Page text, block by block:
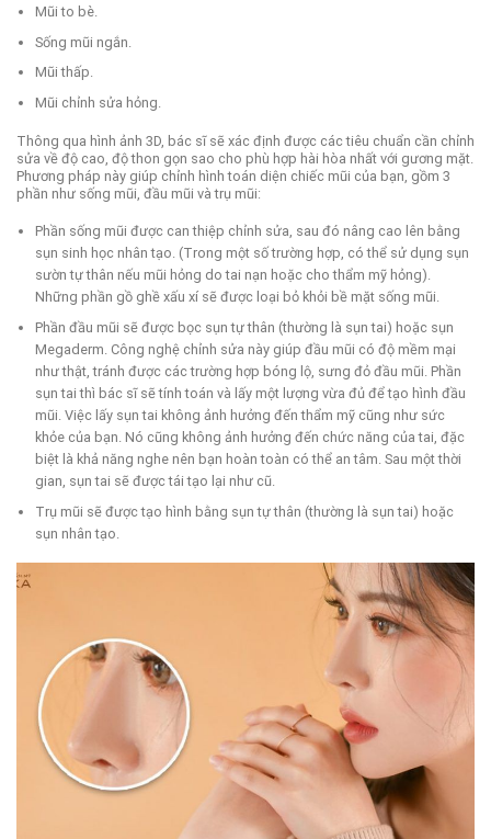
Mũi to bè.
Sống mũi ngắn.
Mũi thấp.
Mũi chỉnh sửa hỏng.
Thông qua hình ảnh 3D, bác sĩ sẽ xác định được các tiêu chuẩn cần chỉnh
sửa về độ cao, độ thon gọn sao cho phù hợp hài hòa nhất với gương mặt.
Phương pháp này giúp chỉnh hình toán diện chiếc mũi của bạn, gồm 3
phần như sống mũi, đầu mũi và trụ mũi:
Phần sống mũi được can thiệp chỉnh sửa, sau đó nâng cao lên bằng
sụn sinh học nhân tạo. (Trong một số trường hợp, có thể sử dụng sụn
sườn tự thân nếu mũi hỏng do tai nạn hoặc cho thẩm mỹ hỏng).
Những phần gồ ghề xấu xí sẽ được loại bỏ khỏi bề mặt sống mũi.
Phần đầu mũi sẽ được bọc sụn tự thân (thường là sụn tai) hoặc sụn
Megaderm. Công nghệ chỉnh sửa này giúp đầu mũi có độ mềm mại
như thật, tránh được các trường hợp bóng lộ, sưng đỏ đầu mũi. Phần
sụn tai thì bác sĩ sẽ tính toán và lấy một lượng vừa đủ để tạo hình đầu
mũi. Việc lấy sụn tai không ảnh hưởng đến thẩm mỹ cũng như sức
khỏe của bạn. Nó cũng không ảnh hưởng đến chức năng của tai, đặc
biệt là khả năng nghe nên bạn hoàn toàn có thể an tâm. Sau một thời
gian, sụn tai sẽ được tái tạo lại như cũ.
Trụ mũi sẽ được tạo hình bằng sụn tự thân (thường là sụn tai) hoặc
sụn nhân tạo.